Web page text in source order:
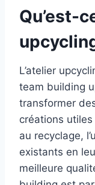
Qu’est-
L’atelier
team building
transformer
créations
au recyclage,
existants en
meilleure